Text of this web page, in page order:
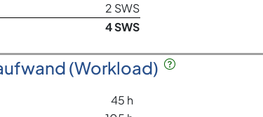
2 SWS
4 SWS
(Workload)
45 h